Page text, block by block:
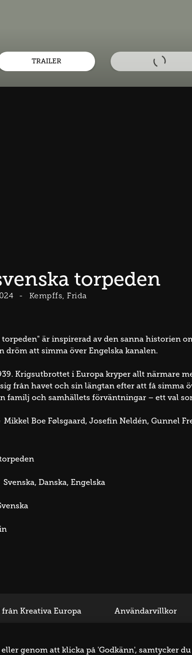
TRAILER
torpeden
Kempffs, Frida
torpeden" är inspirerad av den sanna historien
dröm att simma över Engelska kanalen.
Krigsutbrottet i Europa kryper allt närmare
från havet och sin längtan efter att få simma
familj och samhällets förväntningar – ett val
Mikkel Boe Følsgaard Josefin Neldén Gunnel
Svenska Danska Engelska
från Kreativa Europa Användarvillkor
genom att klicka på 'Godkänn', samtycker